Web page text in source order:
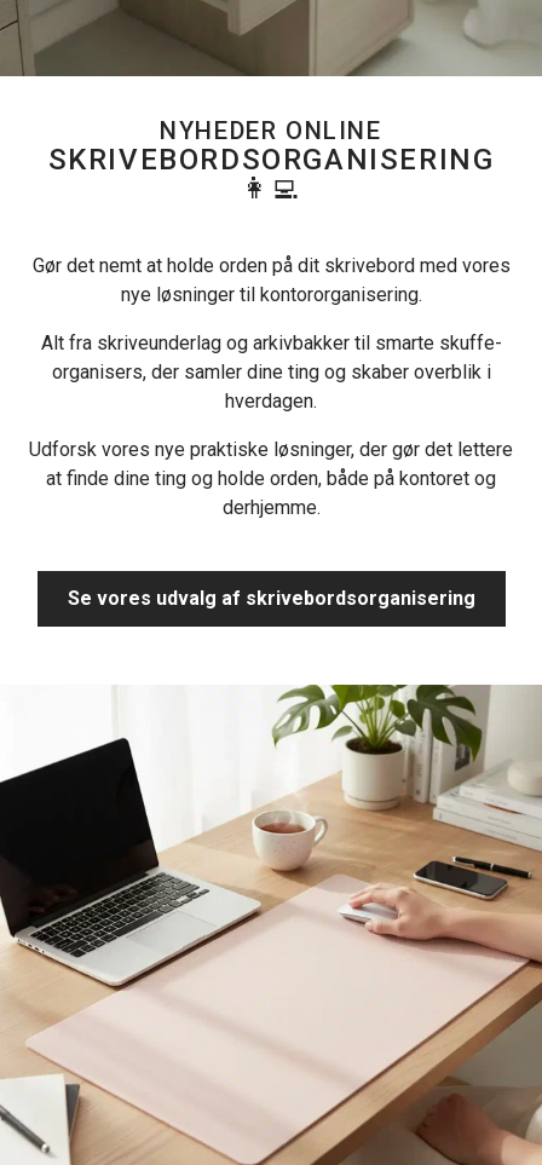
NYHEDER ONLINE
SKRIVEBORDSORGANISERING
👩‍💻
Gør det nemt at holde orden på dit skrivebord med vores
nye løsninger til kontororganisering.
Alt fra skriveunderlag og arkivbakker til smarte skuffe-
organisers, der samler dine ting og skaber overblik i
hverdagen.
Udforsk vores nye praktiske løsninger, der gør det lettere
at finde dine ting og holde orden, både på kontoret og
derhjemme.
Se vores udvalg af skrivebordsorganisering